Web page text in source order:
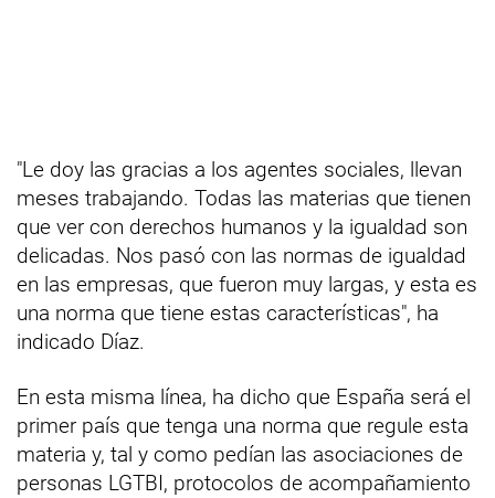
"Le doy las gracias a los agentes sociales, llevan
meses trabajando. Todas las materias que tienen
que ver con derechos humanos y la igualdad son
delicadas. Nos pasó con las normas de igualdad
en las empresas, que fueron muy largas, y esta es
una norma que tiene estas características", ha
indicado Díaz.
En esta misma línea, ha dicho que España será el
primer país que tenga una norma que regule esta
materia y, tal y como pedían las asociaciones de
personas LGTBI, protocolos de acompañamiento